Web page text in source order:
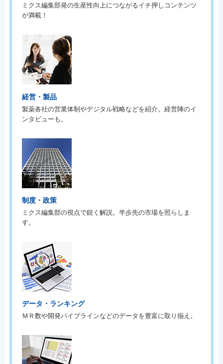
ミクス編集部発の生産性向上につながるイチ押しコンテンツ
が満載！
経営・製品
製薬各社の営業体制やデジタル戦略などを紹介。経営陣のイ
ンタビューも。
制度・政策
ミクス編集部の視点で鋭く解説。半歩先の市場を照らしま
す。
データ・ランキング
ＭＲ数や開発パイプラインなどのデータを豊富に取り揃え。